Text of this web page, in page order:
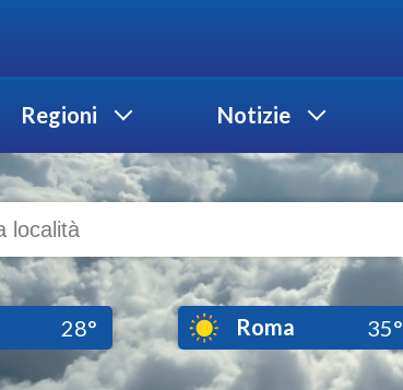
Regioni Notizie
28° Roma 35°